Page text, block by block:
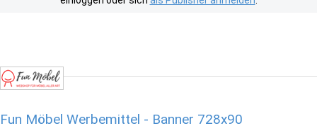
Fun Möbel Werbemittel - Banner 728x90